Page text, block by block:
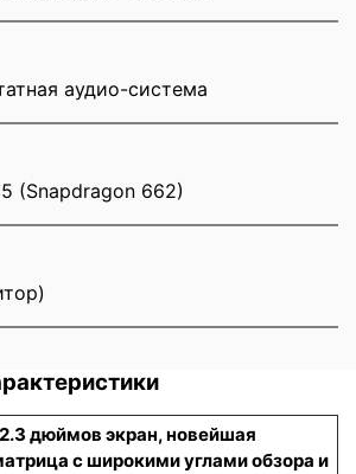
аудио-система
(Snapdragon 662)
дюймов экран, новейшая
с широкими углами обзора и